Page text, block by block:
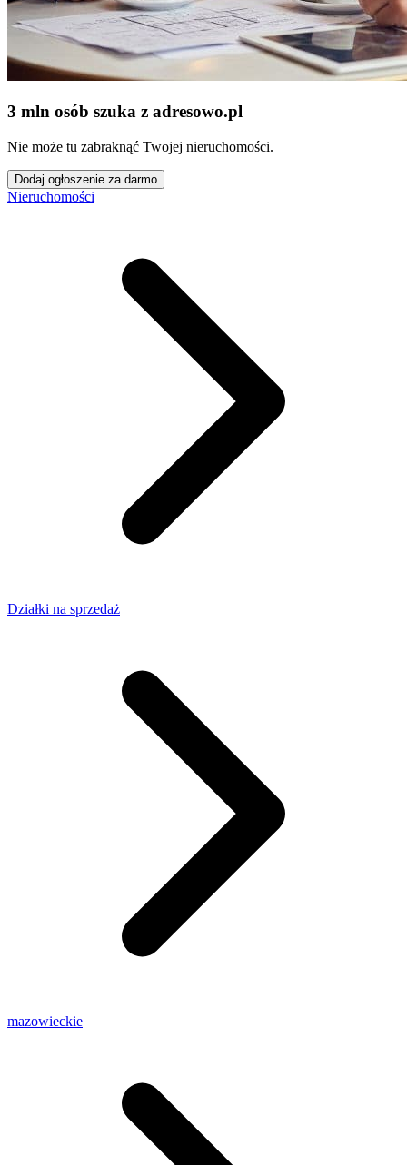
3 mln osób szuka z adresowo.pl
Nie może tu zabraknąć Twojej nieruchomości.
Dodaj ogłoszenie za darmo
Nieruchomości
Działki na sprzedaż
mazowieckie